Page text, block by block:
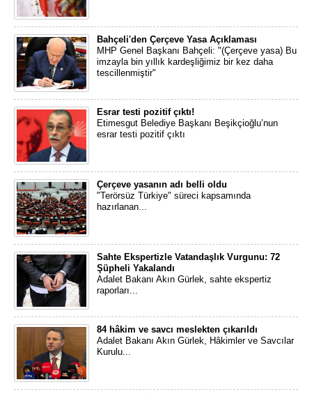
Bahçeli'den Çerçeve Yasa Açıklaması
MHP Genel Başkanı Bahçeli: "(Çerçeve yasa) Bu
imzayla bin yıllık kardeşliğimiz bir kez daha
tescillenmiştir"
Esrar testi pozitif çıktı!
Etimesgut Belediye Başkanı Beşikçioğlu’nun
esrar testi pozitif çıktı
Çerçeve yasanın adı belli oldu
"Terörsüz Türkiye" süreci kapsamında
hazırlanan...
Sahte Ekspertizle Vatandaşlık Vurgunu: 72
Şüpheli Yakalandı
Adalet Bakanı Akın Gürlek, sahte ekspertiz
raporları...
84 hâkim ve savcı meslekten çıkarıldı
Adalet Bakanı Akın Gürlek, Hâkimler ve Savcılar
Kurulu...